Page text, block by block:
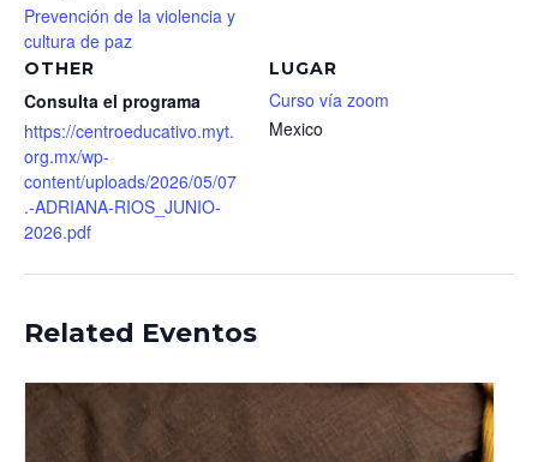
Prevención de la violencia y
cultura de paz
LUGAR
Curso vía zoom
Mexico
OTHER
Consulta el programa
https://centroeducativo.myt.
org.mx/wp-
content/uploads/2026/05/07
.-ADRIANA-RIOS_JUNIO-
2026.pdf
Related Eventos